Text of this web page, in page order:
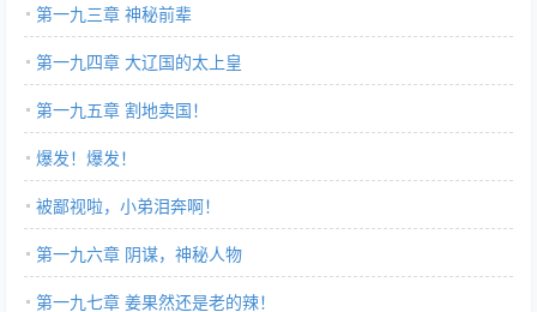
第一九三章 神秘前辈
第一九四章 大辽国的太上皇
第一九五章 割地卖国！
爆发！爆发！
被鄙视啦，小弟泪奔啊！
第一九六章 阴谋，神秘人物
第一九七章 姜果然还是老的辣！